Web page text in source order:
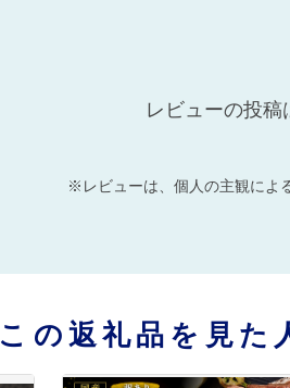
レビューの投稿
※レビューは、個人の主観によ
この返礼品を見た